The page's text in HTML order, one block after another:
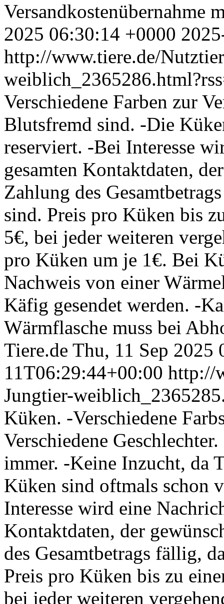
Versandkostenübernahme
2025 06:30:14 +0000
http://www.tiere.de/
Verschiedene Farben zur
Blutsfremd sind. -Die
reserviert. -Bei Interesse
gesamten Kontaktdaten,
Zahlung des
sind. Preis pro Küken bis
5€, bei jeder weiteren
pro Küken um je 1€. Bei
Nachweis von einer
Käfig gesendet werden. -
Wärmflasche muss bei
Tiere.de Thu, 11 Sep 2025
11T06:29:44+00:00 http://
Jungtier-
Küken. -Verschiedene
Verschiedene
immer. -Keine Inzucht, da
Küken sind oftmals schon
Interesse wird eine
Kontaktdaten, der
des Gesamtbetrags fällig,
Preis pro Küken bis zu
bei jeder weiteren